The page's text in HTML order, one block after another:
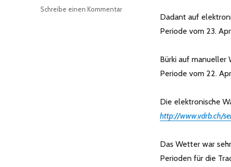
Dadant auf
Periode vom 23.
Bürki auf manueller
Periode vom 22.
Die elektronische
http://www.vdrb.ch/
Das Wetter war
Perioden für die
Schreibe einen Kommentarzu
Grangeneuve‏: